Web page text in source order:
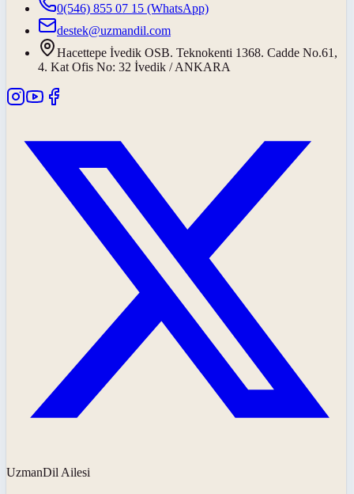
0(546) 855 07 15 (WhatsApp)
destek@uzmandil.com
Hacettepe İvedik OSB. Teknokenti 1368. Cadde No.61,
4. Kat Ofis No: 32 İvedik / ANKARA
UzmanDil Ailesi